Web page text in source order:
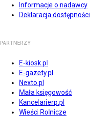
Informacje o nadawcy
Deklaracja dostępności
PARTNERZY
E-kiosk.pl
E-gazety.pl
Nexto.pl
Mała księgowość
Kancelarierp.pl
Wieści Rolnicze